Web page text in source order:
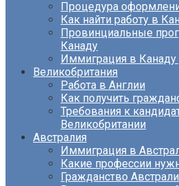
Процедура
Как найти работу в
Провинциальные
Канаду
Иммиграция в Канаду
Великобритания
Работа в Англии
Как получить
Требования к
Великобритании
Австралия
Иммиграция в
Какие профессии
Гражданство